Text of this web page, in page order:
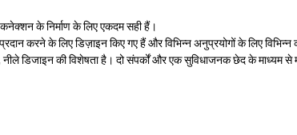
के निर्माण के लिए एकदम सही हैं।
करने के लिए डिज़ाइन किए गए हैं और विभिन्न अनुप्रयोगों के लिए
डिजाइन की विशेषता है। दो संपर्कों और एक सुविधाजनक छेद के माध्यम